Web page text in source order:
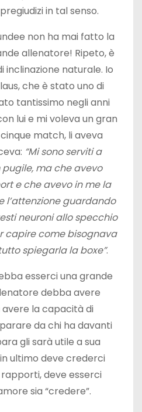
in tal senso.
non ha mai fatto la
allenatore! Ripeto, è
inclinazione naturale. Io
che è stato uno di
tantissimo negli anni
lui e mi voleva un gran
match, li aveva
“Mi sono serviti a
ma che avevo
e che avevo in me la
guardando
neuroni allo specchio
capire come bisognava
spiegarla la boxe”.
esserci una grande
debba avere
la capacità di
da chi ha davanti
gli sarà utile a sua
ultimo deve crederci
deve esserci
sia “credere”.